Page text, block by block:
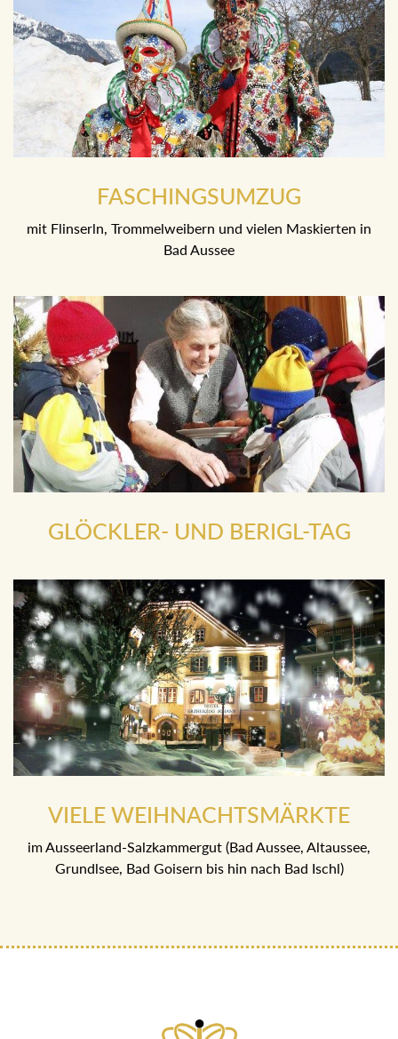
FASCHINGSUMZUG
mit Flinserln, Trommelweibern und vielen Maskierten in
Bad Aussee
GLÖCKLER- UND BERIGL-TAG
VIELE WEIHNACHTSMÄRKTE
im Ausseerland-Salzkammergut (Bad Aussee, Altaussee,
Grundlsee, Bad Goisern bis hin nach Bad Ischl)